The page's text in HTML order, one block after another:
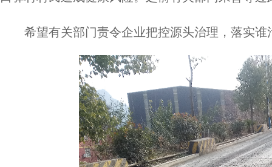
希望有关部门责令企业把控源头治理，落实谁